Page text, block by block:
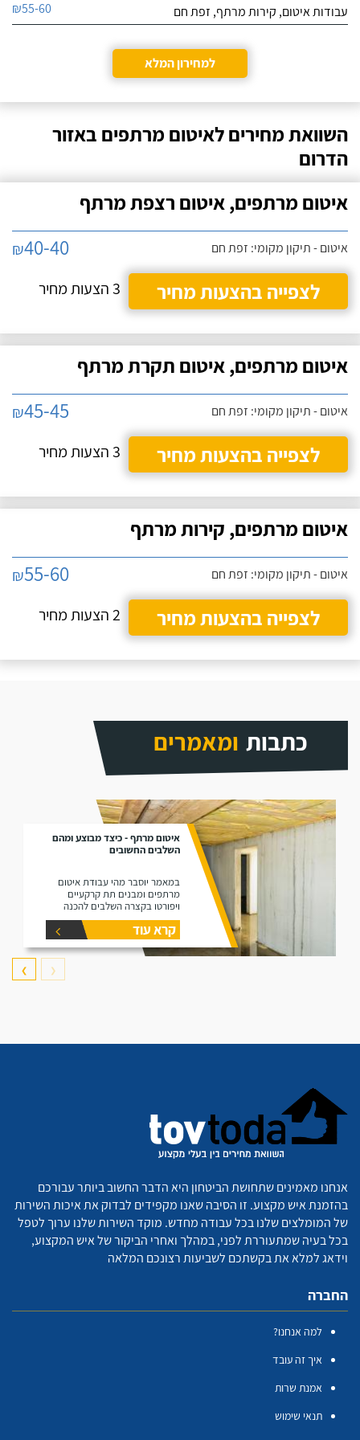
עצמה.
ארגמן איטום בע"מ
לפרטי העסק
ואסי קבלן המשנה שלנו
עבורנו עבודות איטום גגות,
מילה!
עבודות איטום, קירות מרתף, זפת חם ₪55-60
למחירון המלא
השוואת מחירים לאיטום מרתפים באזור
הדרום
איטום מרתפים, איטום רצפת מרתף
איטום - תיקון מקומי: זפת חם ₪40-40
לצפייה בהצעות מחיר
3 הצעות מחיר
איטום מרתפים, איטום תקרת מרתף
איטום - תיקון מקומי: זפת חם ₪45-45
לצפייה בהצעות מחיר
3 הצעות מחיר
איטום מרתפים, קירות מרתף
איטום - תיקון מקומי: זפת חם ₪55-60
לצפייה בהצעות מחיר
2 הצעות מחיר
כתבות ומאמרים
איטום מרתף - כיצד מבוצע ומהם
השלבים החשובים
במאמר יוסבר מהי עבודת איטום
מרתפים ומבנים תת קרקעיים
ויפורטו בקצרה השלבים להכנה
וביצוע של עבודות איטום במרתפים
קרא עוד
❮
❯
אנחנו מאמינים שתחושת הביטחון היא הדבר החשוב ביותר עבורכם
בהזמנת איש מקצוע. זו הסיבה שאנו מקפידים לבדוק את איכות השירות
של המומלצים שלנו בכל עבודה מחדש. מוקד השירות שלנו ערוך לטפל
בכל בעיה שמתעוררת לפני, במהלך ואחרי הביקור של איש המקצוע,
וידאג למלא את בקשתכם לשביעות רצונכם המלאה
החברה
למה אנחנו?
איך זה עובד
אמנת שרות
תנאי שימוש